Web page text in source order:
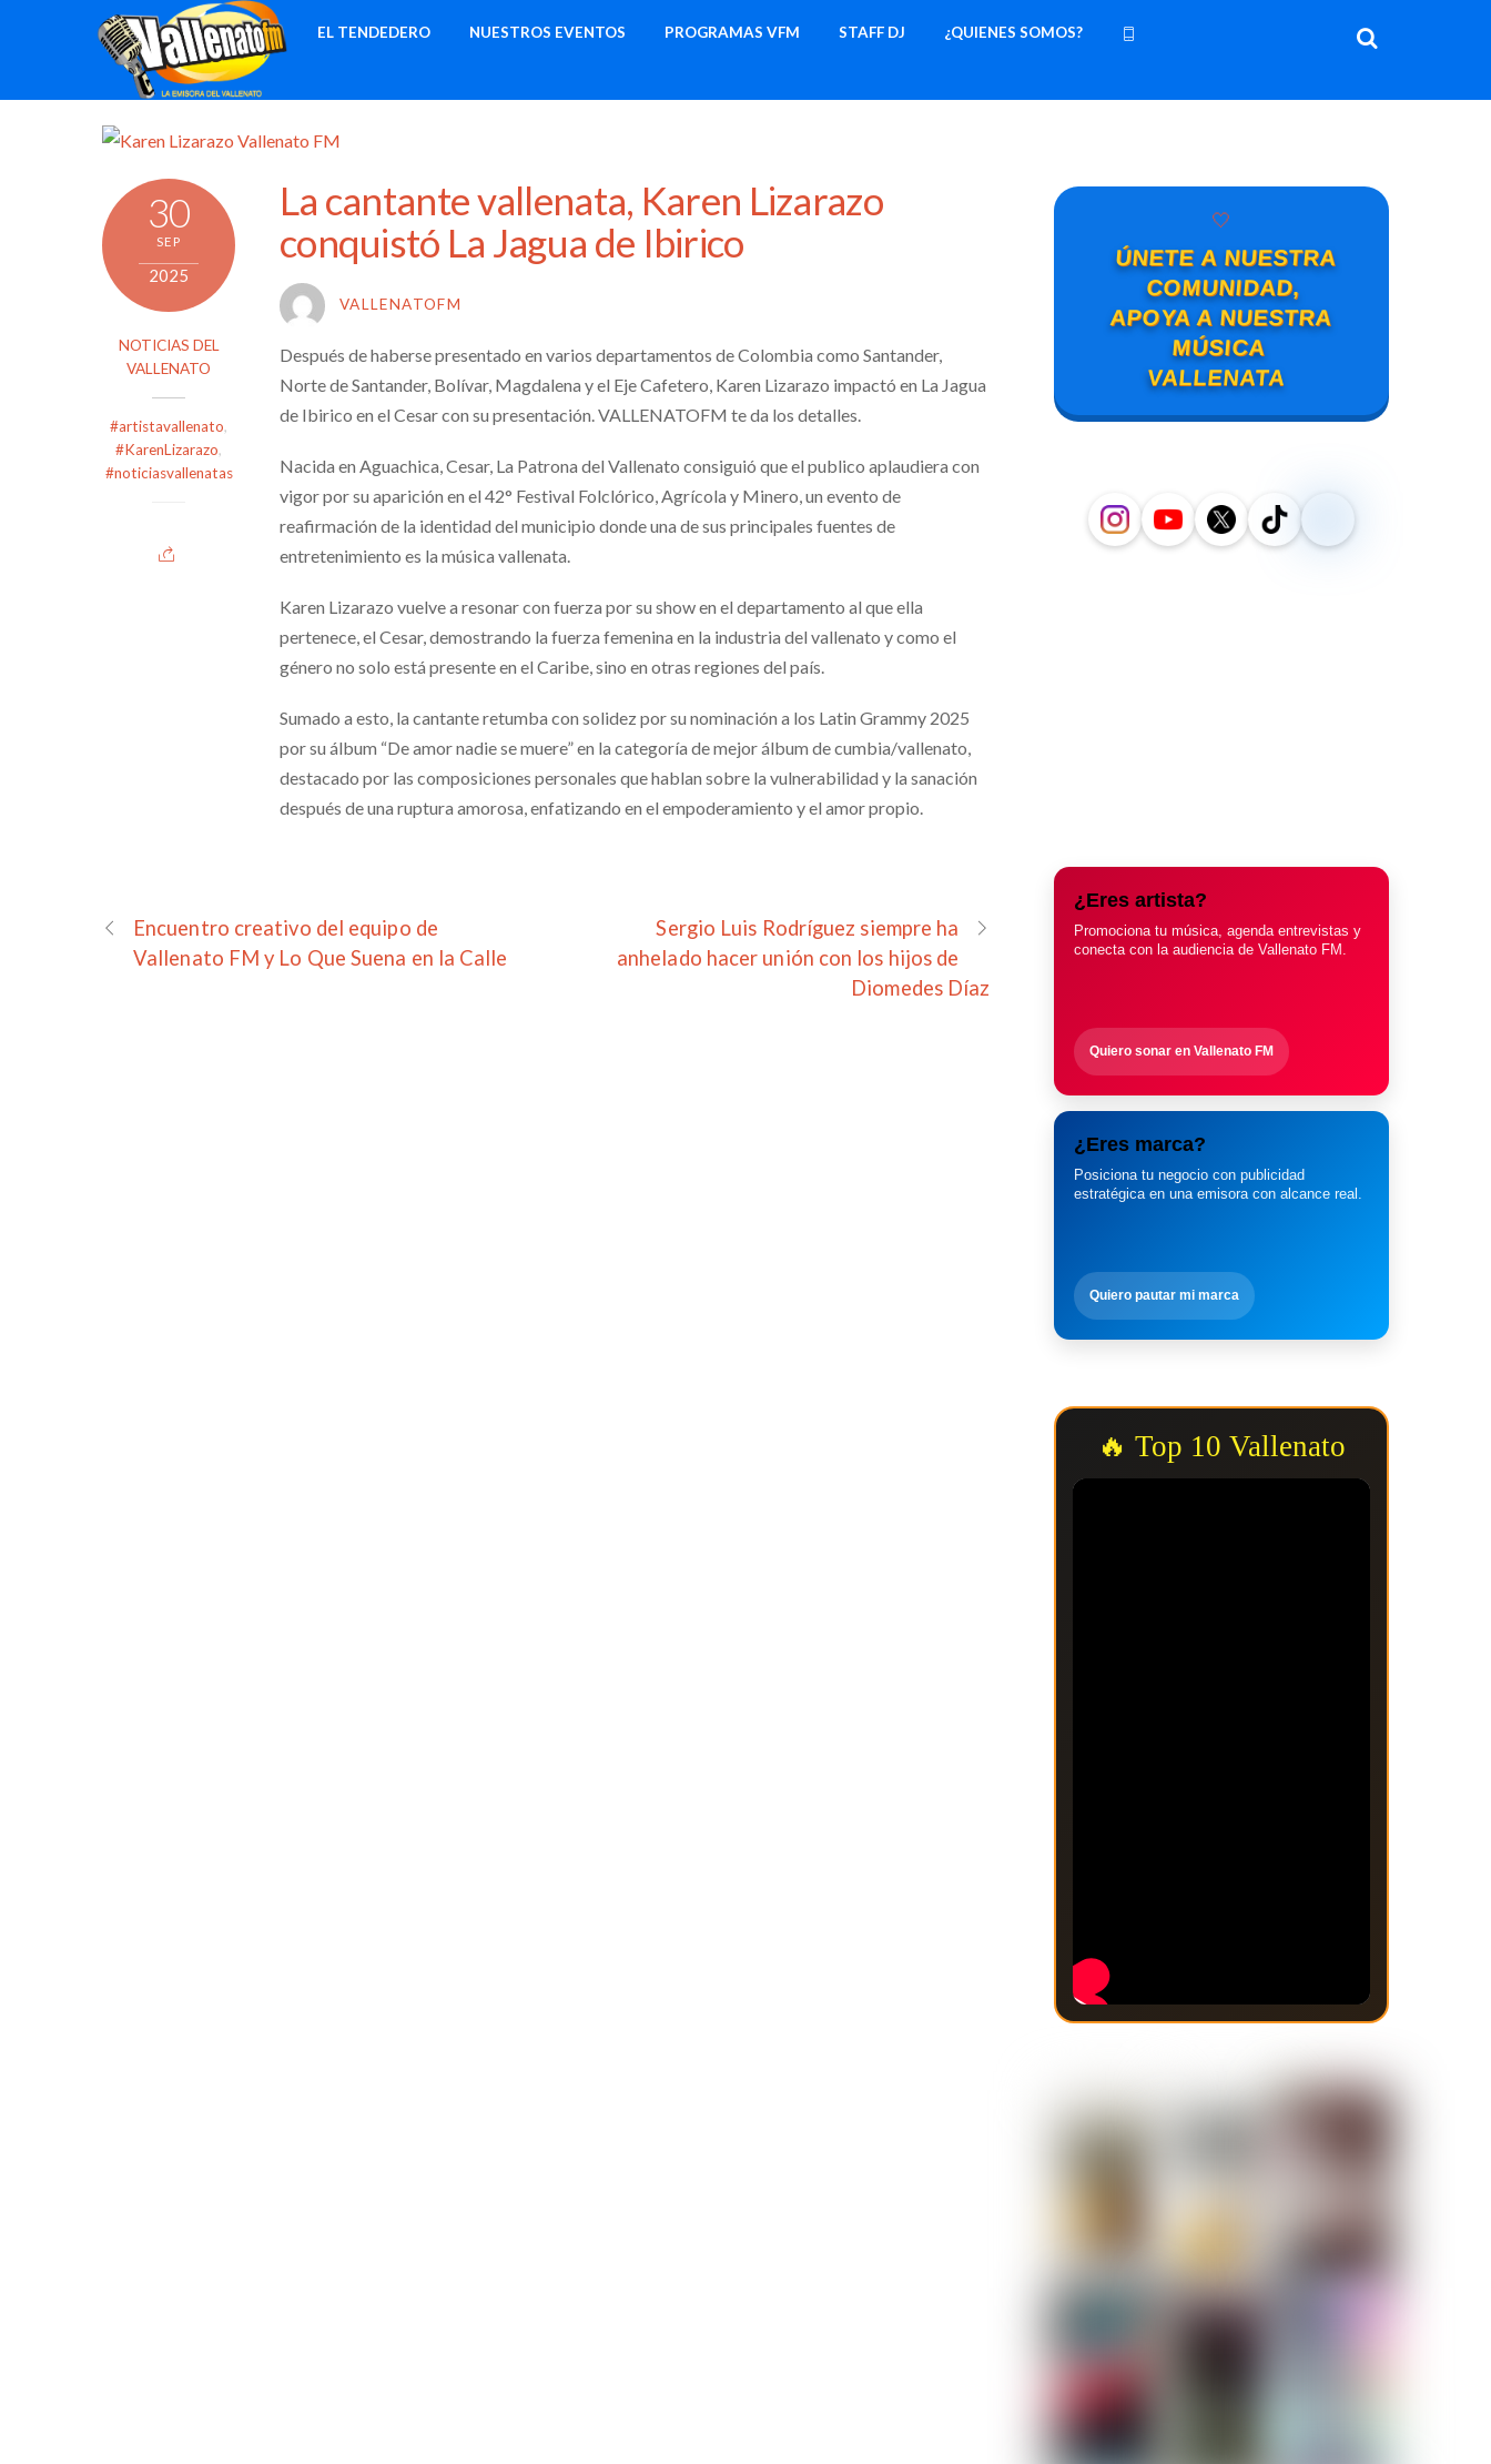
EL TENDEDERO NUESTROS EVENTOS PROGRAMAS VFM STAFF DJ ¿QUIENES SOMOS?
30
SEP
2025
NOTICIAS DEL
VALLENATO
#artistavallenato,
#KarenLizarazo,
#noticiasvallenatas
La cantante vallenata, Karen Lizarazo
conquistó La Jagua de Ibirico
VALLENATOFM
Después de haberse presentado en varios departamentos de Colombia como Santander,
Norte de Santander, Bolívar, Magdalena y el Eje Cafetero, Karen Lizarazo impactó en La Jagua
de Ibirico en el Cesar con su presentación. VALLENATOFM te da los detalles.
Nacida en Aguachica, Cesar, La Patrona del Vallenato consiguió que el publico aplaudiera con
vigor por su aparición en el 42° Festival Folclórico, Agrícola y Minero, un evento de
reafirmación de la identidad del municipio donde una de sus principales fuentes de
entretenimiento es la música vallenata.
Karen Lizarazo vuelve a resonar con fuerza por su show en el departamento al que ella
pertenece, el Cesar, demostrando la fuerza femenina en la industria del vallenato y como el
género no solo está presente en el Caribe, sino en otras regiones del país.
Sumado a esto, la cantante retumba con solidez por su nominación a los Latin Grammy 2025
por su álbum “De amor nadie se muere” en la categoría de mejor álbum de cumbia/vallenato,
destacado por las composiciones personales que hablan sobre la vulnerabilidad y la sanación
después de una ruptura amorosa, enfatizando en el empoderamiento y el amor propio.
Encuentro creativo del equipo de
Vallenato FM y Lo Que Suena en la Calle
Sergio Luis Rodríguez siempre ha
anhelado hacer unión con los hijos de
Diomedes Díaz
🤍
ÚNETE A NUESTRA
COMUNIDAD,
APOYA A NUESTRA
MÚSICA
VALLENATA
¿Eres artista?
Promociona tu música, agenda entrevistas y
conecta con la audiencia de Vallenato FM.
Quiero sonar en Vallenato FM
¿Eres marca?
Posiciona tu negocio con publicidad
estratégica en una emisora con alcance real.
Quiero pautar mi marca
🔥 Top 10 Vallenato